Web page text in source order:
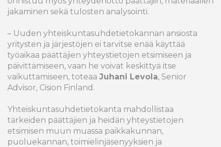
jakaminen sekä tulosten analysointi.
– Uuden yhteiskuntasuhdetietokannan ansiosta
yritysten ja järjestöjen ei tarvitse enää käyttää
työaikaa päättäjien yhteystietojen etsimiseen ja
päivittämiseen, vaan he voivat keskittyä itse
vaikuttamiseen, toteaa Juhani Levola, Senior
Advisor, Cision Finland.
Yhteiskuntasuhdetietokanta mahdollistaa
tärkeiden päättäjien ja heidän yhteystietojen
etsimisen muun muassa paikkakunnan,
puoluekannan, toimielinjäsenyyksien ja